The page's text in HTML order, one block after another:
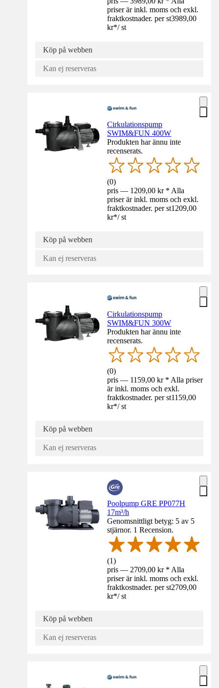
priser är inkl. moms och exkl.
fraktkostnader. per st3989,00
kr*/ st
Köp på webben
Kan ej reserveras
Cirkulationspump
SWIM&FUN 400W
Produkten har ännu inte
recenserats.
(0)
pris — 1209,00 kr * Alla
priser är inkl. moms och exkl.
fraktkostnader. per st1209,00
kr*/ st
Köp på webben
Kan ej reserveras
Cirkulationspump
SWIM&FUN 300W
Produkten har ännu inte
recenserats.
(0)
pris — 1159,00 kr * Alla priser
är inkl. moms och exkl.
fraktkostnader. per st1159,00
kr*/ st
Köp på webben
Kan ej reserveras
Poolpump GRE PP077H
17m³/h
Genomsnittligt betyg: 5 av 5
stjärnor. 1 Recension.
(1)
pris — 2709,00 kr * Alla
priser är inkl. moms och exkl.
fraktkostnader. per st2709,00
kr*/ st
Köp på webben
Kan ej reserveras